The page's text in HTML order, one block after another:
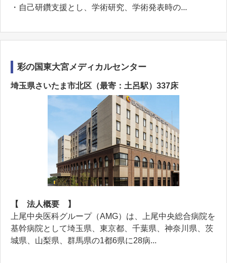
・自己研鑽支援とし、学術研究、学術発表時の...
彩の国東大宮メディカルセンター
埼玉県さいたま市北区（最寄：土呂駅）337床
【 法人概要 】
上尾中央医科グループ（AMG）は、上尾中央総合病院を
基幹病院として埼玉県、東京都、千葉県、神奈川県、茨
城県、山梨県、群馬県の1都6県に28病...